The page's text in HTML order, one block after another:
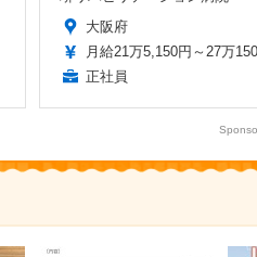
大阪府
月給21万5,150円～27万
正社員